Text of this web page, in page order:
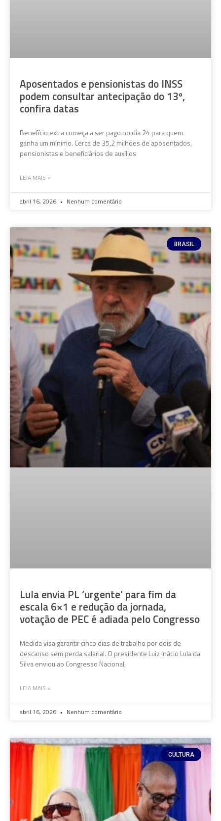
Aposentados e pensionistas do INSS
podem consultar antecipação do 13º,
confira datas
Benefício extra começa a ser pago no dia 24 para quem
ganha um mínimo. Cerca de 35,2 milhões de aposentados,
pensionistas e beneficiários de auxílios
LEIA MAIS »
abril 16, 2026 Nenhum comentário
BRASIL
Lula envia PL ‘urgente’ para fim da
escala 6×1 e redução da jornada,
votação de PEC é adiada pelo Congresso
Medida visa garantir cinco dias de trabalho por dois de
descanso sem perda salarial. O presidente Luiz Inácio Lula da
Silva enviou ao Congresso Nacional,
LEIA MAIS »
abril 16, 2026 Nenhum comentário
CULTURA